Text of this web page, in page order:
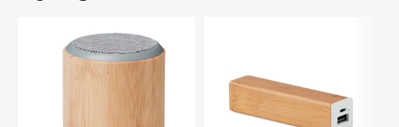
Материал: Tritan™ (без BPA)
Вместимост: 250 мл